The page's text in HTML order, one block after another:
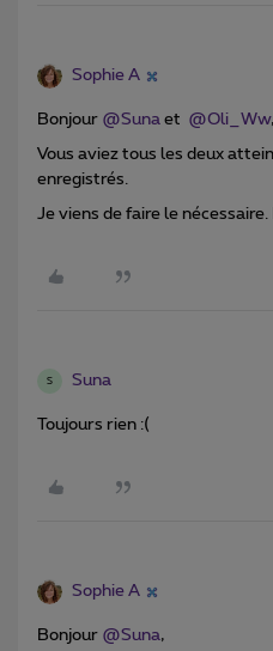
Sophie A
Bonjour @Suna et @Oli_Ww,
Vous aviez tous les deux
enregistrés.
Je viens de faire le
S Suna
Toujours rien :(
Sophie A
Bonjour @Suna,